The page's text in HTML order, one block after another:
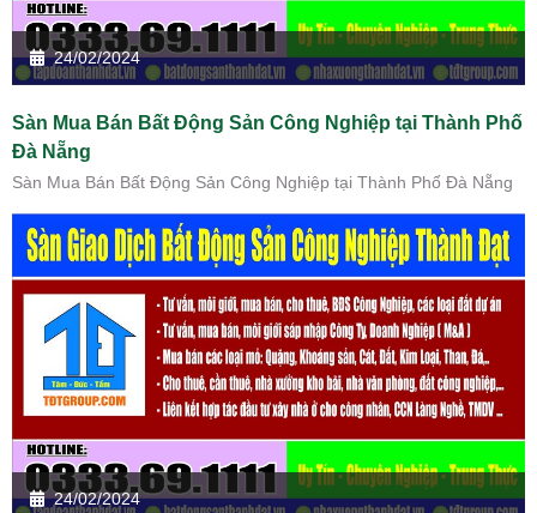
24/02/2024
Sàn Mua Bán Bất Động Sản Công Nghiệp tại Thành Phố
Đà Nẵng
Sàn Mua Bán Bất Động Sản Công Nghiệp tại Thành Phố Đà Nẵng
24/02/2024